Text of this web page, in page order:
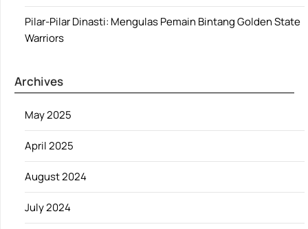
Pilar-Pilar Dinasti: Mengulas Pemain Bintang Golden State
Warriors
Archives
May 2025
April 2025
August 2024
July 2024